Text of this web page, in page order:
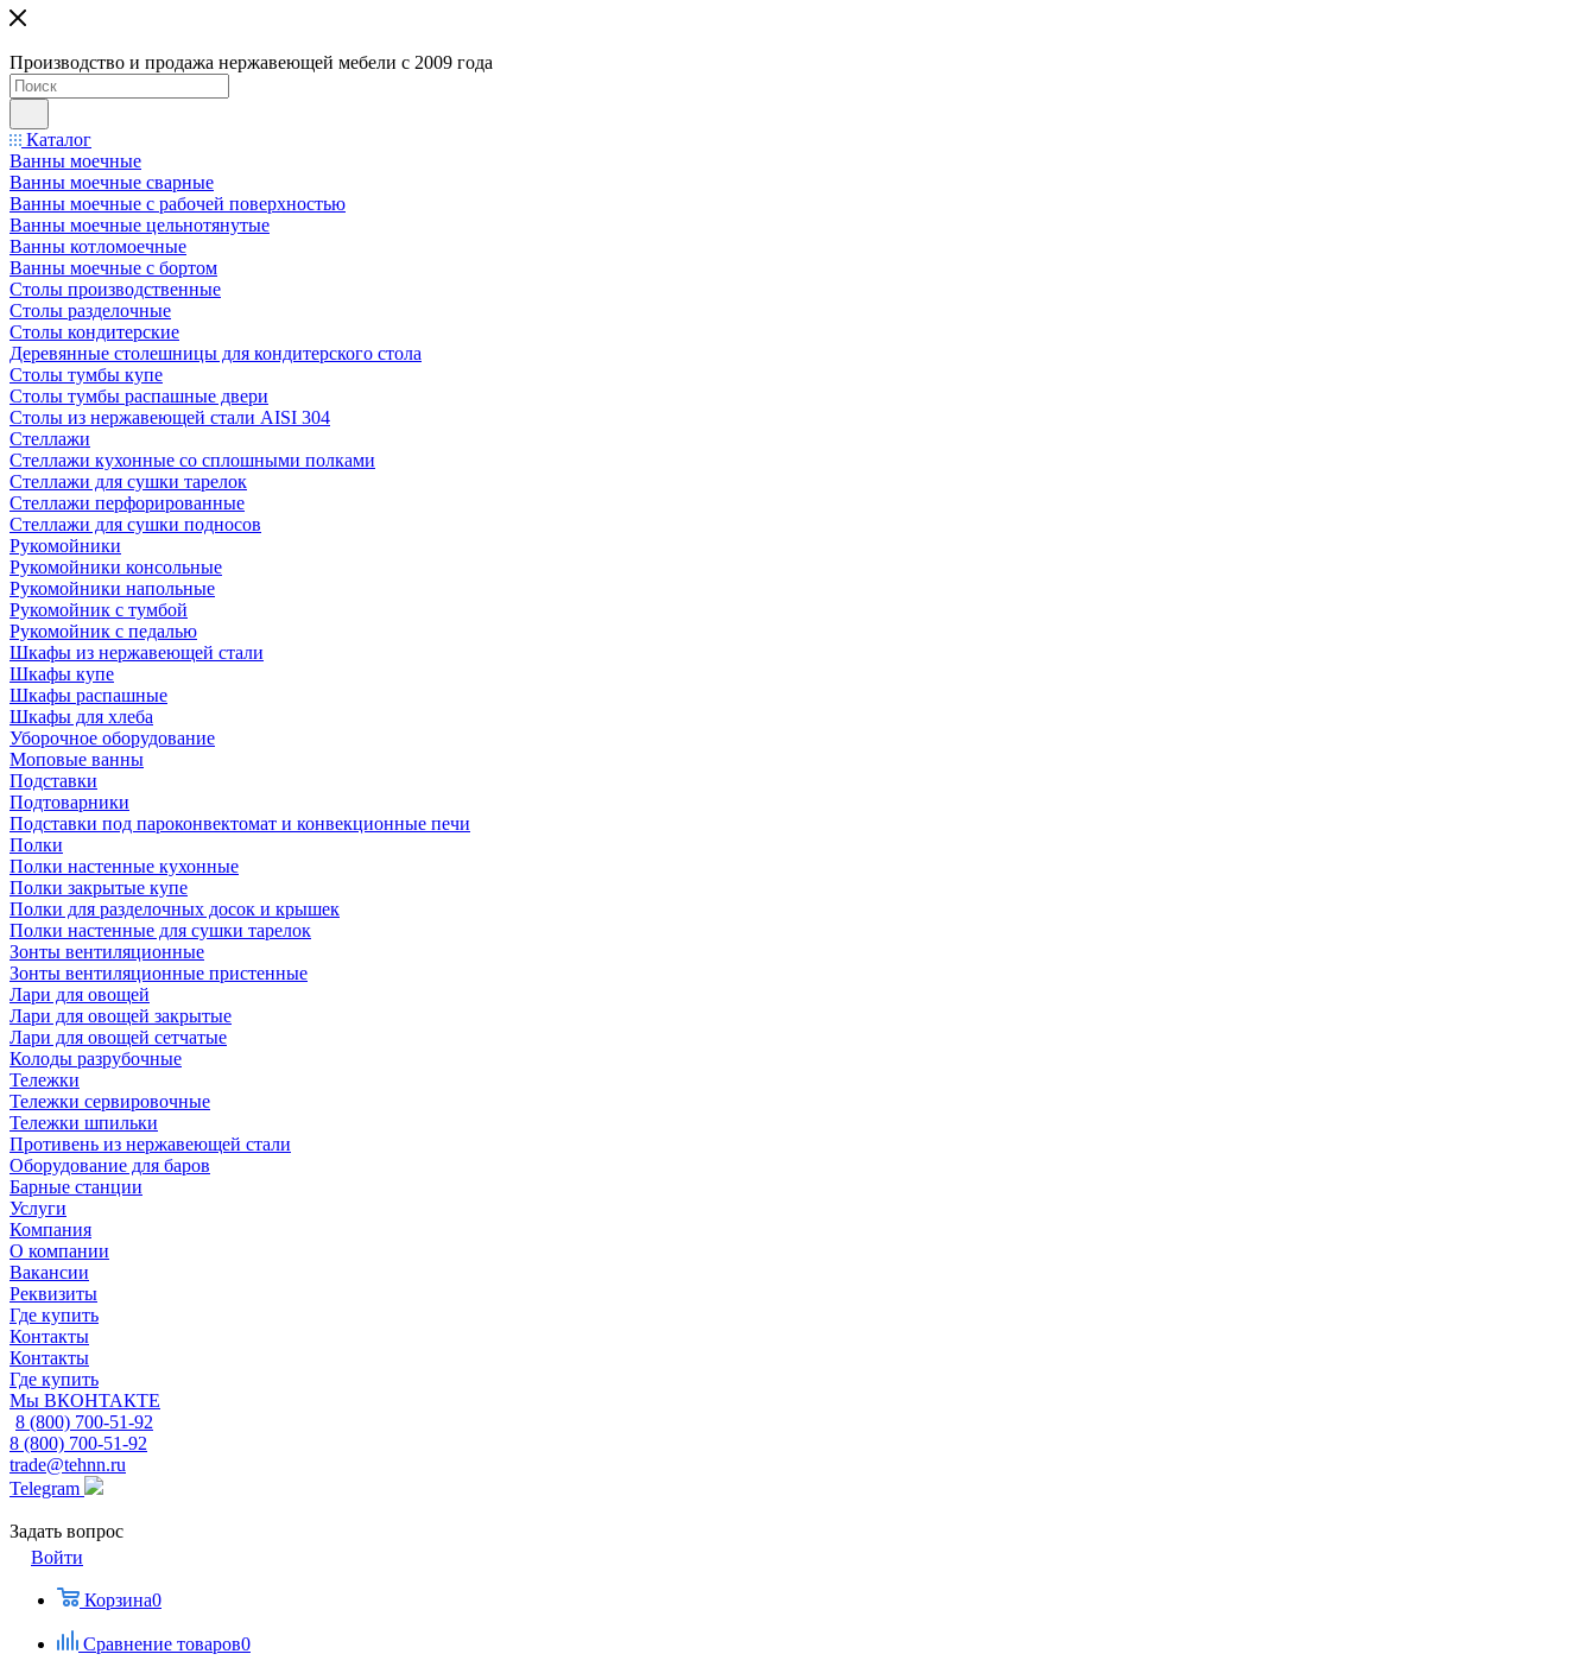
Производство и продажа нержавеющей мебели с 2009 года
Каталог
Ванны моечные
Ванны моечные сварные
Ванны моечные с рабочей поверхностью
Ванны моечные цельнотянутые
Ванны котломоечные
Ванны моечные с бортом
Столы производственные
Столы разделочные
Столы кондитерские
Деревянные столешницы для кондитерского стола
Столы тумбы купе
Столы тумбы распашные двери
Столы из нержавеющей стали AISI 304
Стеллажи
Стеллажи кухонные со сплошными полками
Стеллажи для сушки тарелок
Стеллажи перфорированные
Стеллажи для сушки подносов
Рукомойники
Рукомойники консольные
Рукомойники напольные
Рукомойник с тумбой
Рукомойник с педалью
Шкафы из нержавеющей стали
Шкафы купе
Шкафы распашные
Шкафы для хлеба
Уборочное оборудование
Моповые ванны
Подставки
Подтоварники
Подставки под пароконвектомат и конвекционные печи
Полки
Полки настенные кухонные
Полки закрытые купе
Полки для разделочных досок и крышек
Полки настенные для сушки тарелок
Зонты вентиляционные
Зонты вентиляционные пристенные
Лари для овощей
Лари для овощей закрытые
Лари для овощей сетчатые
Колоды разрубочные
Тележки
Тележки сервировочные
Тележки шпильки
Противень из нержавеющей стали
Оборудование для баров
Барные станции
Услуги
Компания
О компании
Вакансии
Реквизиты
Где купить
Контакты
Контакты
Где купить
Мы ВКОНТАКТЕ
8 (800) 700-51-92
8 (800) 700-51-92
trade@tehnn.ru
Telegram
Задать вопрос
Войти
Корзина0
Сравнение товаров0